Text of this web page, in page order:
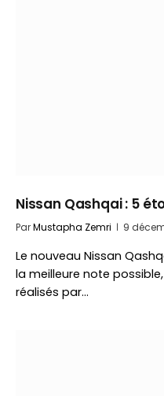
Nissan Qashqai : 5
ParMustapha Zemri 9
Le nouveau Nissan
la meilleure note
réalisés par…